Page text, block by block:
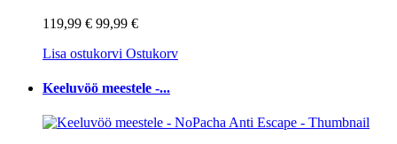
119,99 € 99,99 €
Lisa ostukorvi Ostukorv
Keeluvöö meestele -...